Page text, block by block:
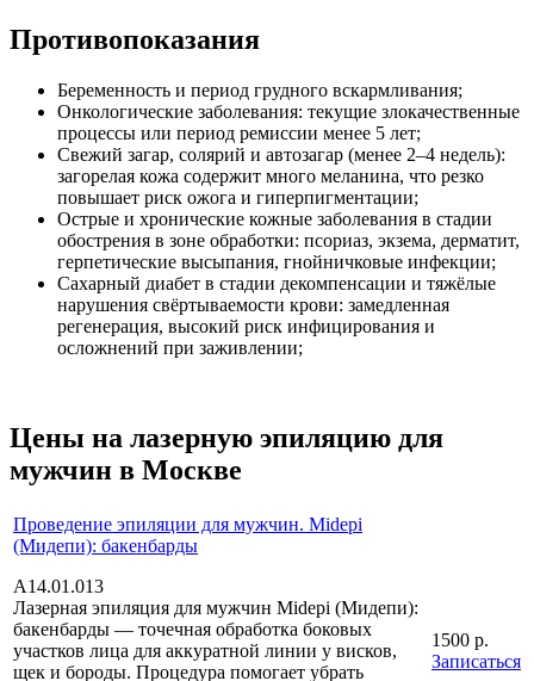
Противопоказания
Беременность и период грудного вскармливания;
Онкологические заболевания: текущие злокачественные
процессы или период ремиссии менее 5 лет;
Свежий загар, солярий и автозагар (менее 2–4 недель):
загорелая кожа содержит много меланина, что резко
повышает риск ожога и гиперпигментации;
Острые и хронические кожные заболевания в стадии
обострения в зоне обработки: псориаз, экзема, дерматит,
герпетические высыпания, гнойничковые инфекции;
Сахарный диабет в стадии декомпенсации и тяжёлые
нарушения свёртываемости крови: замедленная
регенерация, высокий риск инфицирования и
осложнений при заживлении;
Цены на лазерную эпиляцию для
мужчин в Москве
Проведение эпиляции для мужчин. Midepi
(Мидепи): бакенбарды
А14.01.013
Лазерная эпиляция для мужчин Midepi (Мидепи):
бакенбарды — точечная обработка боковых
участков лица для аккуратной линии у висков,
щек и бороды. Процедура помогает убрать
1500 р.
Записаться